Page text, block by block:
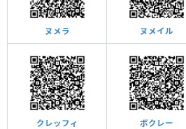
ヌメラ ヌメイル
クレッフィ ボクレー